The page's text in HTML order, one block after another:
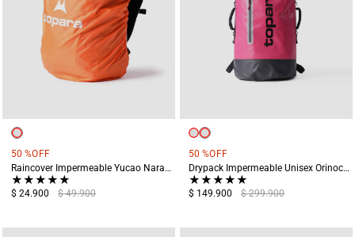
50 %OFF
Raincover Impermeable Yucao Naranja
★★★★★
$ 24.900 $ 49.900
50 %OFF
Drypack Impermeable Unisex Orinoco Rosado
★★★★★
$ 149.900 $ 299.900